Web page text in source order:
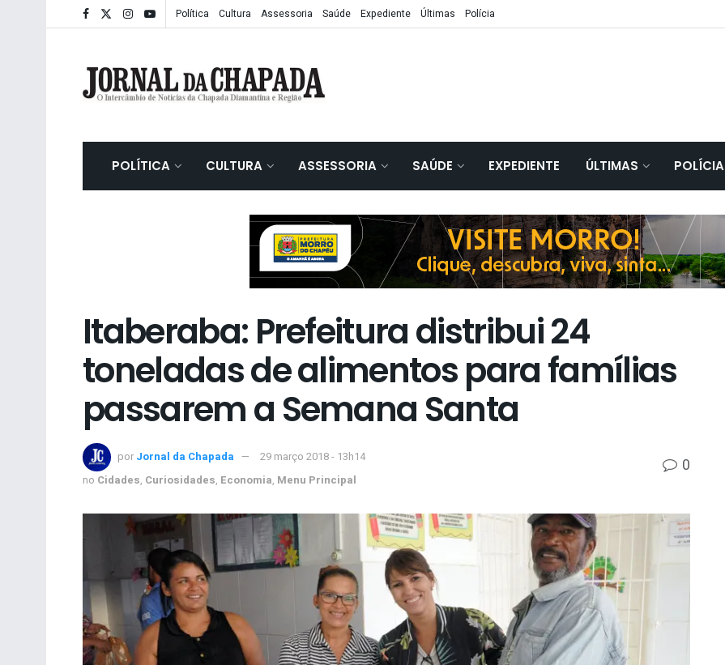
Política Cultura Assessoria Saúde Expediente Últimas Polícia
POLÍTICA CULTURA ASSESSORIA SAÚDE EXPEDIENTE ÚLTIMAS POLÍCIA
Itaberaba: Prefeitura distribui 24
toneladas de alimentos para famílias
passarem a Semana Santa
por Jornal da Chapada
29 março 2018 - 13h14
no Cidades, Curiosidades, Economia, Menu Principal
0